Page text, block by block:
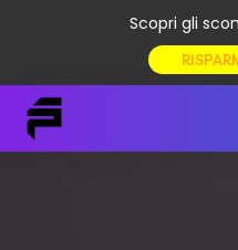
Scopri gli